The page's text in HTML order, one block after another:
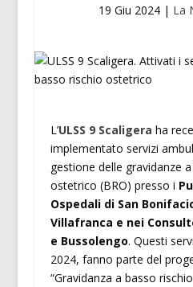
19 Giu 2024| La
L’ULSS 9 Scaligera ha
implementato servizi
gestione delle gravidanze
ostetrico (BRO) presso i
Ospedali di San
Villafranca e nei
e Bussolengo. Questi
2024, fanno parte del
“Gravidanza a basso